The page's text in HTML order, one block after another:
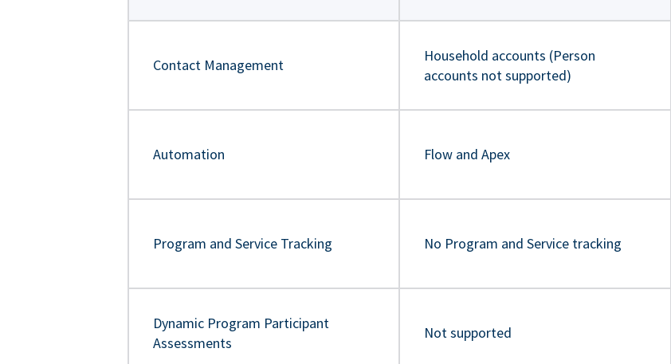
Contact Management
Household accounts (Person
accounts not supported)
Automation Flow and Apex
Program and Service Tracking No Program and Service tracking
Dynamic Program Participant
Assessments
Not supported